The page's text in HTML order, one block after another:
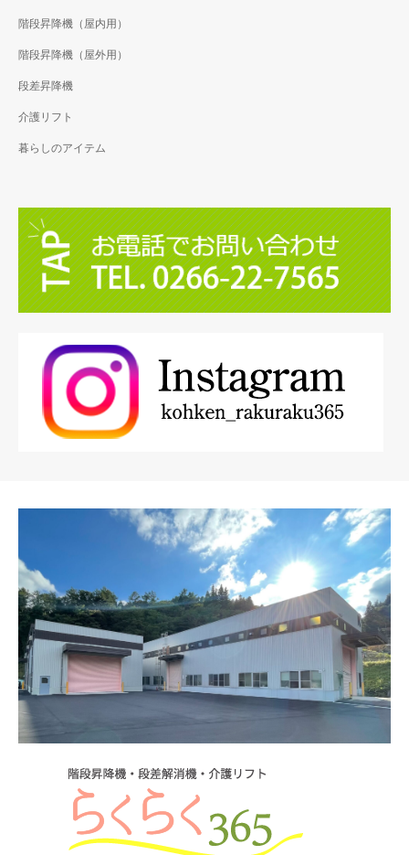
階段昇降機（屋内用）
階段昇降機（屋外用）
段差昇降機
介護リフト
暮らしのアイテム